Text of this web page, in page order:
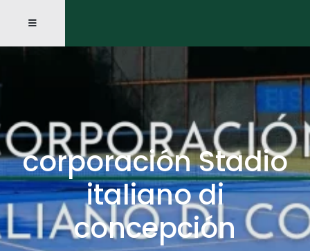
corporación Stadio
italiano di
concepción